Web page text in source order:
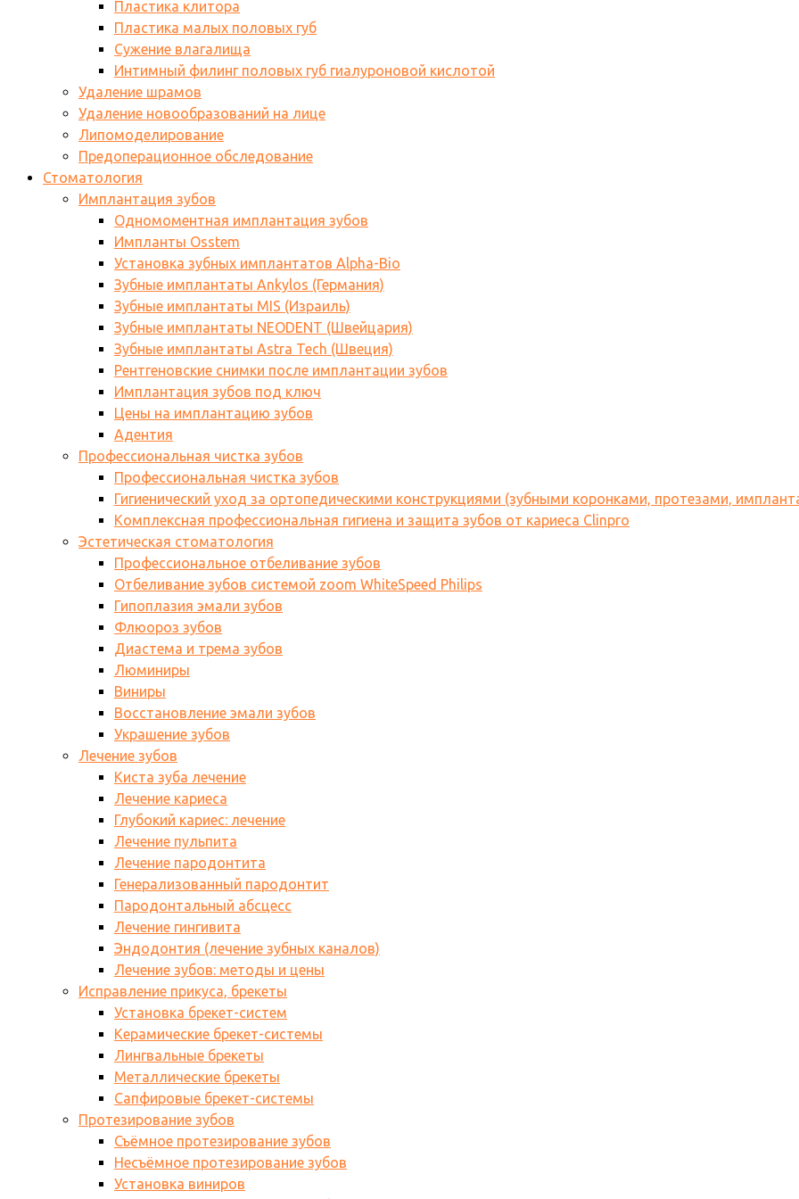
Пластика клитора
Пластика малых половых губ
Сужение влагалища
Интимный филинг половых губ гиалуроновой кислотой
Удаление шрамов
Удаление новообразований на лице
Липомоделирование
Предоперационное обследование
Стоматология
Имплантация зубов
Одномоментная имплантация зубов
Импланты Osstem
Установка зубных имплантатов Alpha-Bio
Зубные имплантаты Ankylos (Германия)
Зубные имплантаты MIS (Израиль)
Зубные имплантаты NEODENT (Швейцария)
Зубные имплантаты Astra Tech (Швеция)
Рентгеновские снимки после имплантации зубов
Имплантация зубов под ключ
Цены на имплантацию зубов
Адентия
Профессиональная чистка зубов
Профессиональная чистка зубов
Гигиенический уход за ортопедическими конструкциями (зубными коронками, протезами,
Комплексная профессиональная гигиена и защита зубов от кариеса Clinpro
Эстетическая стоматология
Профессиональное отбеливание зубов
Отбеливание зубов системой zoom WhiteSpeed Philips
Гипоплазия эмали зубов
Флюороз зубов
Диастема и трема зубов
Люминиры
Виниры
Восстановление эмали зубов
Украшение зубов
Лечение зубов
Киста зуба лечение
Лечение кариеса
Глубокий кариес: лечение
Лечение пульпита
Лечение пародонтита
Генерализованный пародонтит
Пародонтальный абсцесс
Лечение гингивита
Эндодонтия (лечение зубных каналов)
Лечение зубов: методы и цены
Исправление прикуса, брекеты
Установка брекет-систем
Керамические брекет-системы
Лингвальные брекеты
Металлические брекеты
Сапфировые брекет-системы
Протезирование зубов
Съёмное протезирование зубов
Несъёмное протезирование зубов
Установка виниров